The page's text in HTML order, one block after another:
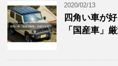
2020/02/13
四角い車が
「国産車」